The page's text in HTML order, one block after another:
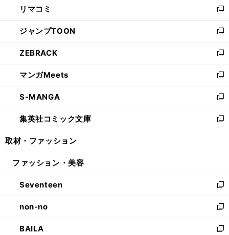
で
開
く
ド
ウ
で
開
く
ィ
ン
ド
ウ
で
開
く
い
ウ
ィ
ン
ド
ウ
で
開
く
リマコミ
新
し
い
ウ
ィ
ン
ド
ウ
で
開
く
ジャンプTOON
新
し
い
ウ
ィ
ン
ド
ウ
で
開
ZEBRACK
新
し
い
ウ
ィ
ン
ド
ウ
開
マンガMeets
新
し
い
ウ
ィ
ン
ウ
開
く
S-MANGA
新
し
い
ウ
ン
ウ
で
開
く
集英社コミック文庫
新
し
ウ
ン
ド
ウ
で
開
く
取材・ファッション
ファッション・美容
Seventeen
新
し
い
ウ
ィ
non-no
新
し
い
BAILA
新